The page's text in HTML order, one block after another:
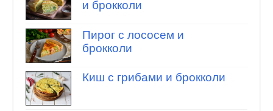
и брокколи
Пирог с лососем и
брокколи
Киш с грибами и брокколи